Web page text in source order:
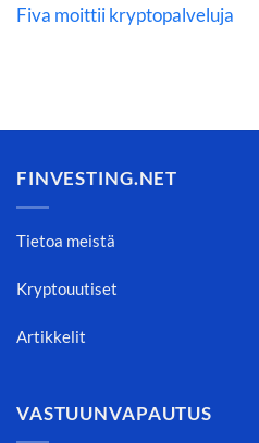
Fiva moittii kryptopalveluja
FINVESTING.NET
Tietoa meistä
Kryptouutiset
Artikkelit
VASTUUNVAPAUTUS